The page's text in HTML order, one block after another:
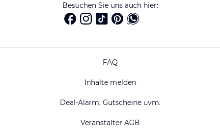
Besuchen Sie uns auch hier:
FAQ
Inhalte melden
Deal-Alarm, Gutscheine uvm.
Veranstalter AGB